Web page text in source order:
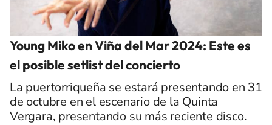
Young Miko en Viña del Mar 2024: Este es
el posible setlist del concierto
La puertorriqueña se estará presentando en 31
de octubre en el escenario de la Quinta
Vergara, presentando su más reciente disco.